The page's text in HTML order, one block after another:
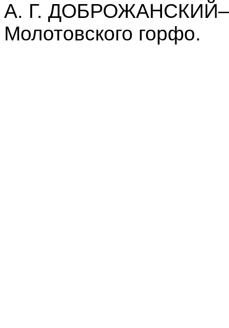
А. Г. ДОБРОЖАНСКИЙ—
Молотовского горфо.